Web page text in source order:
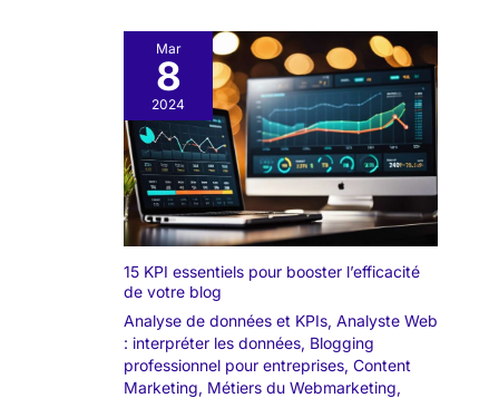
Mar
8
2024
15 KPI essentiels pour booster l’efficacité
de votre blog
Analyse de données et KPIs, Analyste Web
: interpréter les données, Blogging
professionnel pour entreprises, Content
Marketing, Métiers du Webmarketing,